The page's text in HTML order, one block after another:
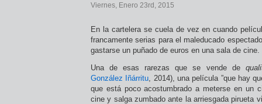
Viernes, Enero 23rd, 2015
En la cartelera se cuela de vez en cuando
francamente serias para el maleducado
gastarse un puñado de euros en una sala de cine.
Una de esas rarezas que se vende de
González Iñárritu, 2014), una película ”que hay
que está poco acostumbrado a meterse en un
cine y salga zumbado ante la arriesgada pirueta